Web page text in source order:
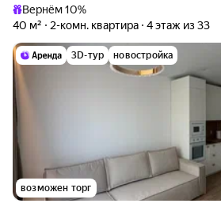
Вернём 10%
40 м²
2-комн. квартира 4 этаж из 33
3D-тур новостройка
возможен торг